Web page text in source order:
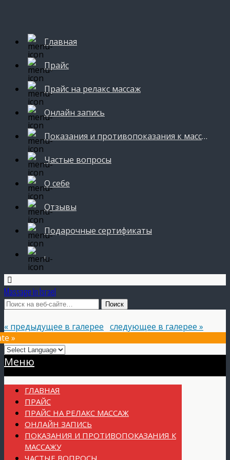
Главная
Прайс
Прайс на релакс массаж
Онлайн запись
Показания и противопоказания к массажу
Частые вопросы
О себе
Отзывы
Подарочные сертификаты
.
Massage in Israel
« предыдущее в галерее следующее в галерее »
»
Прокрутка
Меню
ГЛАВНАЯ
ПРАЙС
ПРАЙС НА РЕЛАКС МАССАЖ
ОНЛАЙН ЗАПИСЬ
ПОКАЗАНИЯ И ПРОТИВОПОКАЗАНИЯ К
МАССАЖУ
ЧАСТЫЕ ВОПРОСЫ